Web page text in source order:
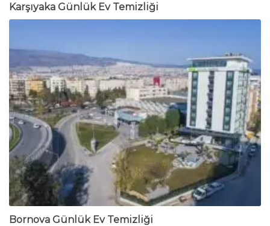
Karşıyaka Günlük Ev Temizliği
Bornova Günlük Ev Temizliği